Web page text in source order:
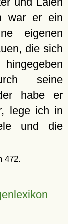
war er ein
eigenen
die sich
seine
habe er
lege ich in
und die
472.